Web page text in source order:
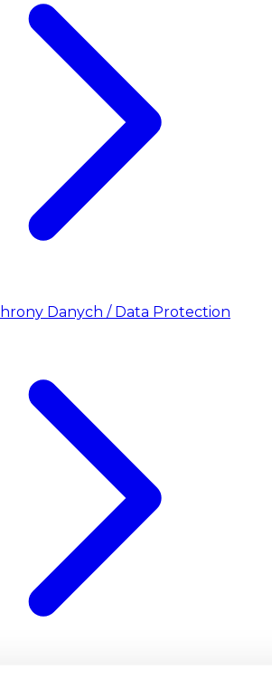
Danych / Data Protection